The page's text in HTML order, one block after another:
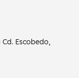
Cd. Escobedo,